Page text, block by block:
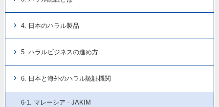
4. 日本のハラル製品
5. ハラルビジネスの進め方
6. 日本と海外のハラル認証機関
6-1. マレーシア - JAKIM